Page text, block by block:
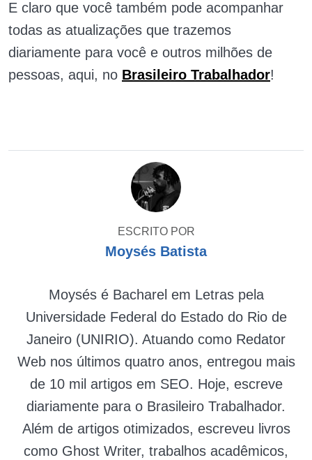
E claro que você também pode acompanhar
todas as atualizações que trazemos
diariamente para você e outros milhões de
pessoas, aqui, no Brasileiro Trabalhador!
ESCRITO POR
Moysés Batista
Moysés é Bacharel em Letras pela
Universidade Federal do Estado do Rio de
Janeiro (UNIRIO). Atuando como Redator
Web nos últimos quatro anos, entregou mais
de 10 mil artigos em SEO. Hoje, escreve
diariamente para o Brasileiro Trabalhador.
Além de artigos otimizados, escreveu livros
como Ghost Writer, trabalhos acadêmicos,